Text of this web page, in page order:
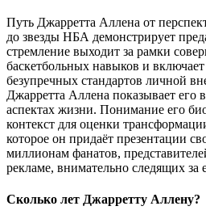
Путь Джарретта Аллена от
до звезды НБА демонстрирует
стремление выходит за рамки
баскетбольных навыков и
безупречных стандартов личной
Джарретта Аллена показывает его
аспектах жизни. Понимание его
контекст для оценки
которое он придаёт презентации
миллионам фанатов,
рекламе, внимательно следящих за
Сколько лет Джарретту Аллену?